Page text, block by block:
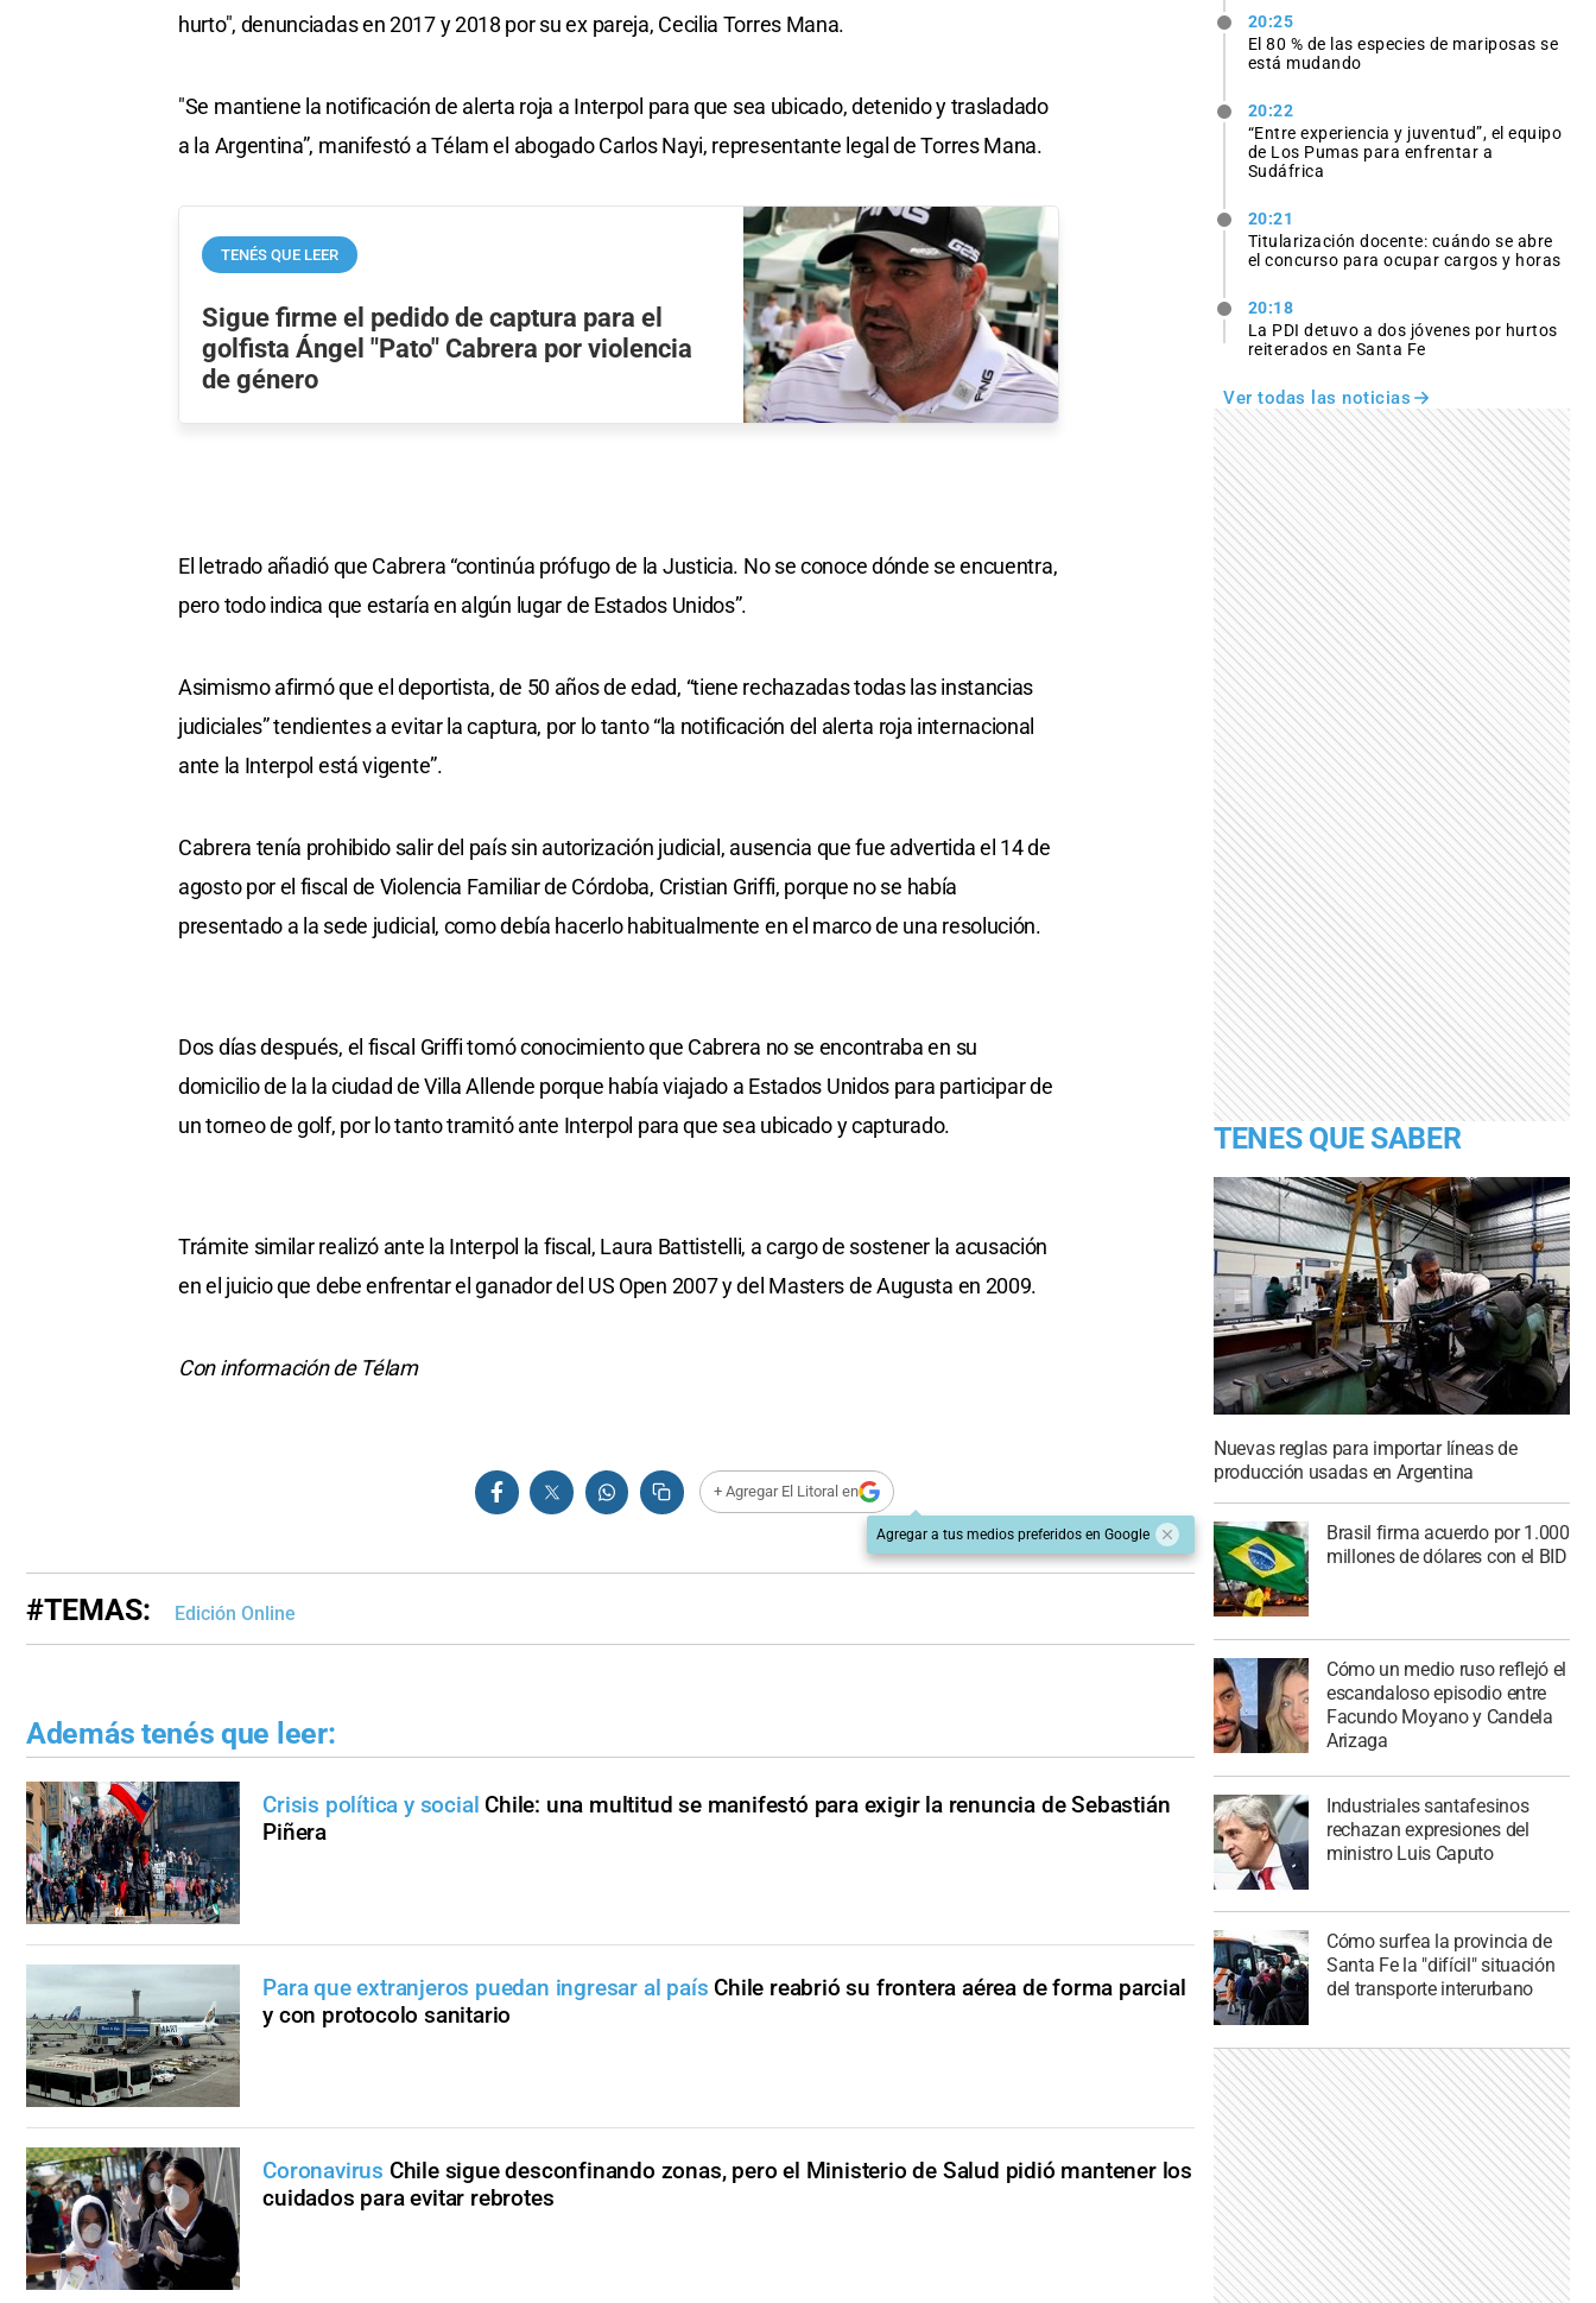
hurto", denunciadas en 2017 y 2018 por su ex pareja, Cecilia Torres Mana.
"Se mantiene la notificación de alerta roja a Interpol para que sea ubicado, detenido y trasladado
a la Argentina”, manifestó a Télam el abogado Carlos Nayi, representante legal de Torres Mana.
TENÉS QUE LEER
Sigue firme el pedido de captura para el
golfista Ángel "Pato" Cabrera por violencia
de género
El letrado añadió que Cabrera “continúa prófugo de la Justicia. No se conoce dónde se encuentra,
pero todo indica que estaría en algún lugar de Estados Unidos”.
Asimismo afirmó que el deportista, de 50 años de edad, “tiene rechazadas todas las instancias
judiciales” tendientes a evitar la captura, por lo tanto “la notificación del alerta roja internacional
ante la Interpol está vigente”.
Cabrera tenía prohibido salir del país sin autorización judicial, ausencia que fue advertida el 14 de
agosto por el fiscal de Violencia Familiar de Córdoba, Cristian Griffi, porque no se había
presentado a la sede judicial, como debía hacerlo habitualmente en el marco de una resolución.
Dos días después, el fiscal Griffi tomó conocimiento que Cabrera no se encontraba en su
domicilio de la la ciudad de Villa Allende porque había viajado a Estados Unidos para participar de
un torneo de golf, por lo tanto tramitó ante Interpol para que sea ubicado y capturado.
Trámite similar realizó ante la Interpol la fiscal, Laura Battistelli, a cargo de sostener la acusación
en el juicio que debe enfrentar el ganador del US Open 2007 y del Masters de Augusta en 2009.
Con información de Télam
+ Agregar El Litoral en
Agregar a tus medios preferidos en Google
#TEMAS: Edición Online
Además tenés que leer:
Crisis política y social Chile: una multitud se manifestó para exigir la renuncia de Sebastián
Piñera
Para que extranjeros puedan ingresar al país Chile reabrió su frontera aérea de forma parcial
y con protocolo sanitario
Coronavirus Chile sigue desconfinando zonas, pero el Ministerio de Salud pidió mantener los
cuidados para evitar rebrotes
20:25
El 80 % de las especies de mariposas se
está mudando
20:22
“Entre experiencia y juventud”, el equipo
de Los Pumas para enfrentar a
Sudáfrica
20:21
Titularización docente: cuándo se abre
el concurso para ocupar cargos y horas
20:18
La PDI detuvo a dos jóvenes por hurtos
reiterados en Santa Fe
Ver todas las noticias
TENES QUE SABER
Nuevas reglas para importar líneas de
producción usadas en Argentina
Brasil firma acuerdo por 1.000
millones de dólares con el BID
Cómo un medio ruso reflejó el
escandaloso episodio entre
Facundo Moyano y Candela
Arizaga
Industriales santafesinos
rechazan expresiones del
ministro Luis Caputo
Cómo surfea la provincia de
Santa Fe la "difícil" situación
del transporte interurbano